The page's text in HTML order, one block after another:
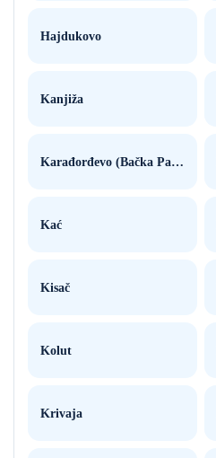
Hajdukovo
Kanjiža
Karađorđevo (Bačka Palanka)
Kać
Kisač
Kolut
Krivaja